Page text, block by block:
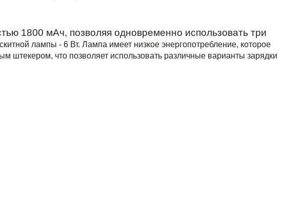
1800 мАч, позволяя одновременно использовать три
лампы - 6 Вт. Лампа имеет низкое энергопотребление, которое
штекером, что позволяет использовать различные варианты зарядки